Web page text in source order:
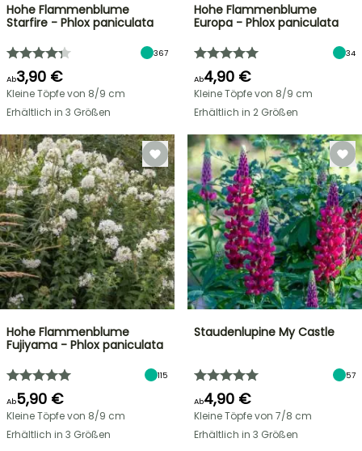
Hohe Flammenblume
Starfire - Phlox paniculata
367
Ab3,90 €
Kleine Töpfe von 8/9 cm
Erhältlich in 3 Größen
Hohe Flammenblume
Europa - Phlox paniculata
34
Ab4,90 €
Kleine Töpfe von 8/9 cm
Erhältlich in 2 Größen
Hohe Flammenblume
Fujiyama - Phlox paniculata
115
Ab5,90 €
Kleine Töpfe von 8/9 cm
Erhältlich in 3 Größen
Staudenlupine My Castle
57
Ab4,90 €
Kleine Töpfe von 7/8 cm
Erhältlich in 3 Größen